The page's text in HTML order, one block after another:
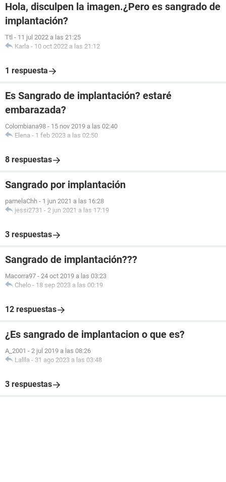
Hola, disculpen la imagen.¿Pero es sangrado de
implantación?
Ttl - 11 jul 2022 a las 21:25
Karla - 10 oct 2022 a las 21:12
1 respuesta
Es Sangrado de implantación? estaré
embarazada?
Colombiana98 - 15 nov 2019 a las 02:40
Elena - 1 feb 2023 a las 02:50
8 respuestas
Sangrado por implantación
pamelaChh - 1 jun 2021 a las 16:28
jessi2731 - 2 jun 2021 a las 17:19
3 respuestas
Sangrado de implantación???
Macorra97 - 24 oct 2019 a las 03:23
Chelo - 18 sep 2023 a las 00:19
12 respuestas
¿Es sangrado de implantacion o que es?
A_2001 - 2 jul 2019 a las 08:26
Lalila - 31 ago 2023 a las 03:48
3 respuestas